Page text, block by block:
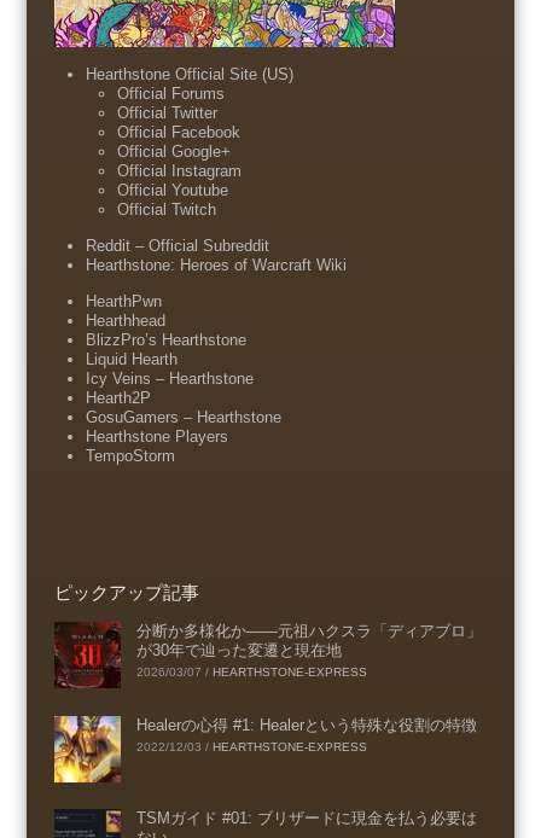
Hearthstone Official Site (US)
Official Forums
Official Twitter
Official Facebook
Official Google+
Official Instagram
Official Youtube
Official Twitch
Reddit – Official Subreddit
Hearthstone: Heroes of Warcraft Wiki
HearthPwn
Hearthhead
BlizzPro’s Hearthstone
Liquid Hearth
Icy Veins – Hearthstone
Hearth2P
GosuGamers – Hearthstone
Hearthstone Players
TempoStorm
ピックアップ記事
分断か多様化か――元祖ハクスラ「ディアブロ」
が30年で辿った変遷と現在地
2026/03/07 / HEARTHSTONE-EXPRESS
Healerの心得 #1: Healerという特殊な役割の特徴
2022/12/03 / HEARTHSTONE-EXPRESS
TSMガイド #01: ブリザードに現金を払う必要は